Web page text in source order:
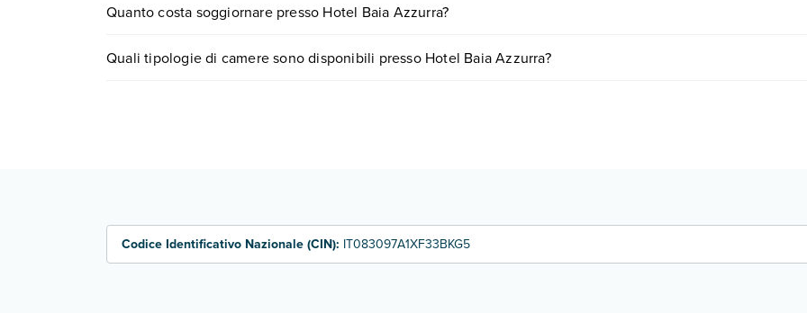
0721.17231 oprenotando un appuntamento.
Quanto costa soggiornare presso Hotel Baia Azzurra?
quando partire.
Quali tipologie di camere sono disponibili presso Hotel Baia Azzurra?
Codice Identificativo Nazionale (CIN): IT083097A1XF33BKG5